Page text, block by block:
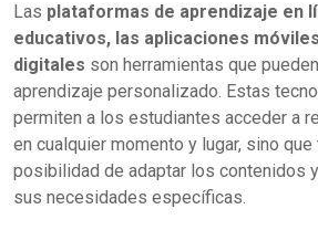
Las plataformas de aprendizaje en
educativos, las aplicaciones
digitales son herramientas que
aprendizaje personalizado. Estas
permiten a los estudiantes acceder a
en cualquier momento y lugar, sino
posibilidad de adaptar los contenidos
sus necesidades específicas.